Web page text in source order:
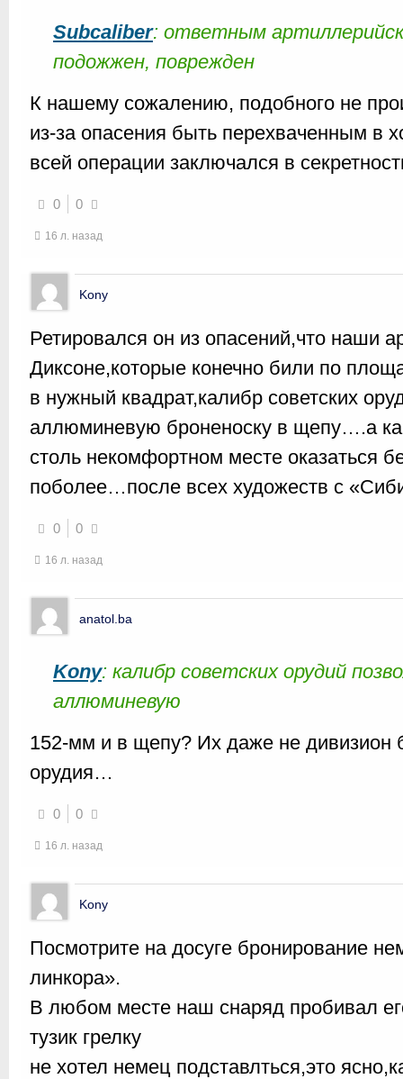
Subcaliber: ответным
подожжен, поврежден
К нашему сожалению, подобного не
из-за опасения быть перехваченным в
всей операции заключался в
0 0
16 л. назад
Kony
Ретировался он из опасений,что наши
Диксоне,которые конечно били по
в нужный квадрат,калибр советских
аллюминевую броненоску в щепу….а
столь некомфортном месте оказаться
поболее…после всех художеств с
0 0
16 л. назад
anatol.ba
Kony: калибр советских орудий
аллюминевую
152-мм и в щепу? Их даже не дивизион
орудия…
0 0
16 л. назад
Kony
Посмотрите на досуге бронирование
линкора».
В любом месте наш снаряд пробивал
тузик грелку
не хотел немец подставлться,это